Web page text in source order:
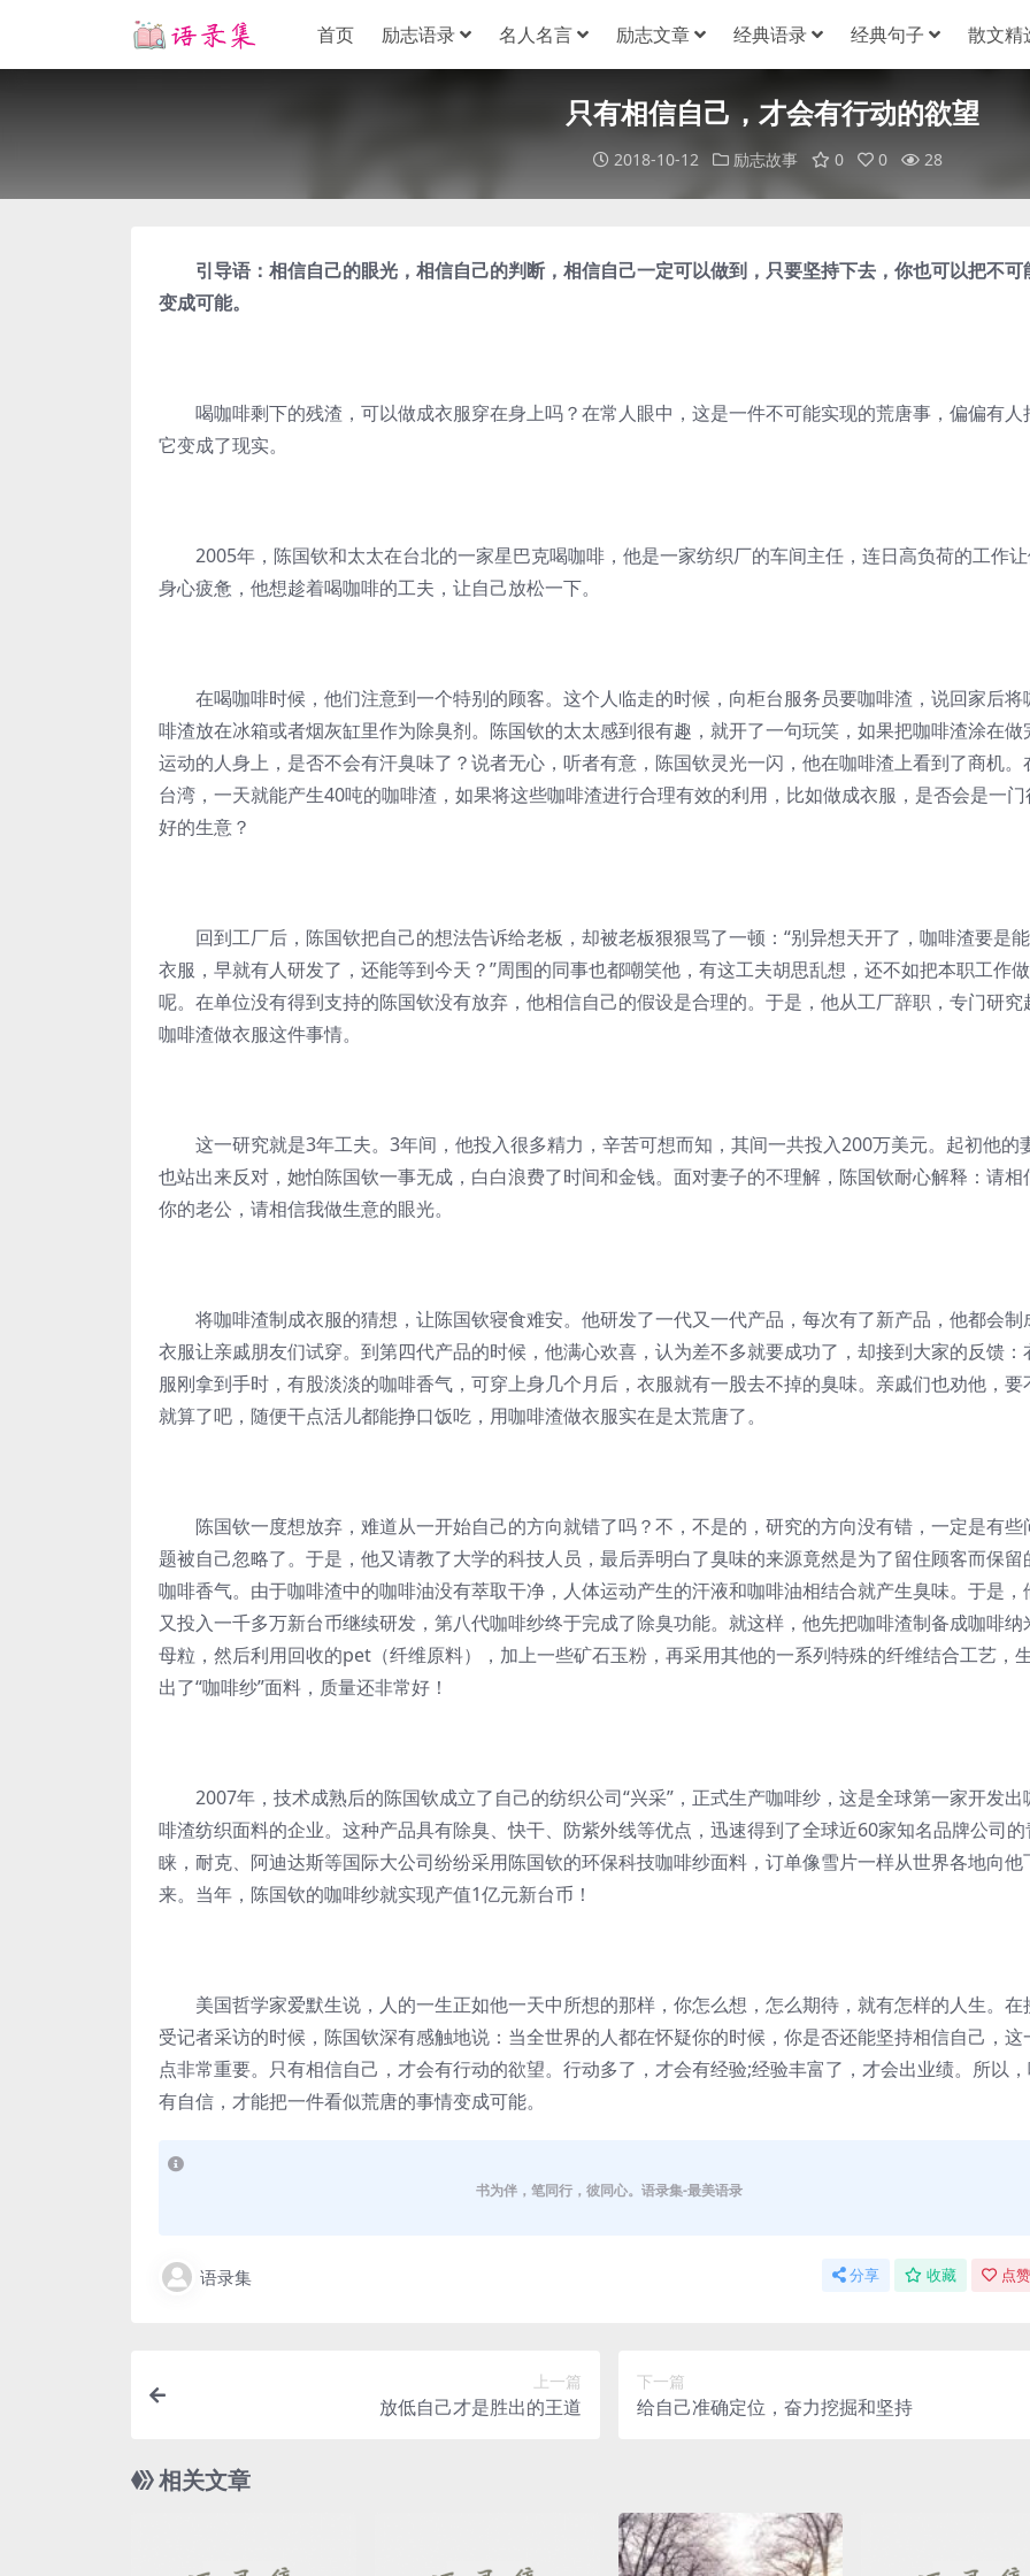
首页 励志语录 名人名言 励志文章 经典语录 经典句子 散文精
只有相信自己，才会有行动的欲望
2018-10-12 励志故事 0 0 28
引导语：相信自己的眼光，相信自己的判断，相信自己一定可以做到，只要坚持下去，你也可以把不可
变成可能。
喝咖啡剩下的残渣，可以做成衣服穿在身上吗？在常人眼中，这是一件不可能实现的荒唐事，偏偏有人
它变成了现实。
2005年，陈国钦和太太在台北的一家星巴克喝咖啡，他是一家纺织厂的车间主任，连日高负荷的工作
身心疲惫，他想趁着喝咖啡的工夫，让自己放松一下。
在喝咖啡时候，他们注意到一个特别的顾客。这个人临走的时候，向柜台服务员要咖啡渣，说回家后将
啡渣放在冰箱或者烟灰缸里作为除臭剂。陈国钦的太太感到很有趣，就开了一句玩笑，如果把咖啡渣涂在做
运动的人身上，是否不会有汗臭味了？说者无心，听者有意，陈国钦灵光一闪，他在咖啡渣上看到了商机。
台湾，一天就能产生40吨的咖啡渣，如果将这些咖啡渣进行合理有效的利用，比如做成衣服，是否会是一门
好的生意？
回到工厂后，陈国钦把自己的想法告诉给老板，却被老板狠狠骂了一顿：“别异想天开了，咖啡渣要是
衣服，早就有人研发了，还能等到今天？”周围的同事也都嘲笑他，有这工夫胡思乱想，还不如把本职工作
呢。在单位没有得到支持的陈国钦没有放弃，他相信自己的假设是合理的。于是，他从工厂辞职，专门研究
咖啡渣做衣服这件事情。
这一研究就是3年工夫。3年间，他投入很多精力，辛苦可想而知，其间一共投入200万美元。起初他的
也站出来反对，她怕陈国钦一事无成，白白浪费了时间和金钱。面对妻子的不理解，陈国钦耐心解释：请相
你的老公，请相信我做生意的眼光。
将咖啡渣制成衣服的猜想，让陈国钦寝食难安。他研发了一代又一代产品，每次有了新产品，他都会制
衣服让亲戚朋友们试穿。到第四代产品的时候，他满心欢喜，认为差不多就要成功了，却接到大家的反馈：
服刚拿到手时，有股淡淡的咖啡香气，可穿上身几个月后，衣服就有一股去不掉的臭味。亲戚们也劝他，要
就算了吧，随便干点活儿都能挣口饭吃，用咖啡渣做衣服实在是太荒唐了。
陈国钦一度想放弃，难道从一开始自己的方向就错了吗？不，不是的，研究的方向没有错，一定是有些
题被自己忽略了。于是，他又请教了大学的科技人员，最后弄明白了臭味的来源竟然是为了留住顾客而保留
咖啡香气。由于咖啡渣中的咖啡油没有萃取干净，人体运动产生的汗液和咖啡油相结合就产生臭味。于是，
又投入一千多万新台币继续研发，第八代咖啡纱终于完成了除臭功能。就这样，他先把咖啡渣制备成咖啡纳
母粒，然后利用回收的pet（纤维原料），加上一些矿石玉粉，再采用其他的一系列特殊的纤维结合工艺，
出了“咖啡纱”面料，质量还非常好！
2007年，技术成熟后的陈国钦成立了自己的纺织公司“兴采”，正式生产咖啡纱，这是全球第一家开发出
啡渣纺织面料的企业。这种产品具有除臭、快干、防紫外线等优点，迅速得到了全球近60家知名品牌公司的
睐，耐克、阿迪达斯等国际大公司纷纷采用陈国钦的环保科技咖啡纱面料，订单像雪片一样从世界各地向他
来。当年，陈国钦的咖啡纱就实现产值1亿元新台币！
美国哲学家爱默生说，人的一生正如他一天中所想的那样，你怎么想，怎么期待，就有怎样的人生。在
受记者采访的时候，陈国钦深有感触地说：当全世界的人都在怀疑你的时候，你是否还能坚持相信自己，这
点非常重要。只有相信自己，才会有行动的欲望。行动多了，才会有经验;经验丰富了，才会出业绩。所以
有自信，才能把一件看似荒唐的事情变成可能。
书为伴，笔同行，彼同心。语录集-最美语录
语录集 分享 收藏 点
上一篇
放低自己才是胜出的王道
下一篇
给自己准确定位，奋力挖掘和坚持
相关文章